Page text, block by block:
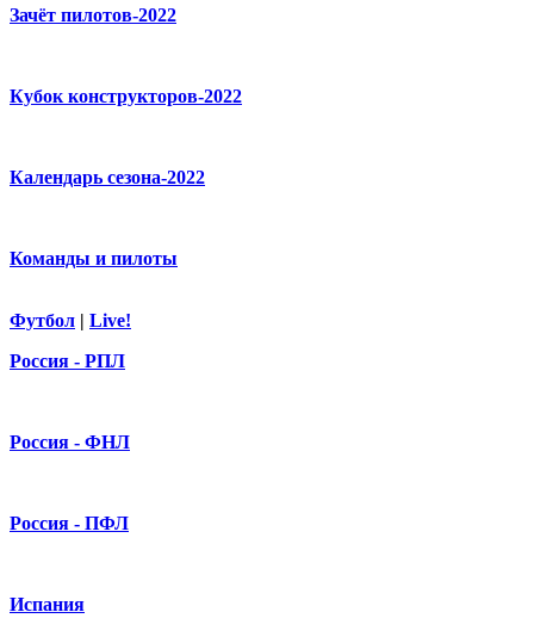
Зачёт пилотов-2022
Кубок конструкторов-2022
Календарь сезона-2022
Команды и пилоты
Футбол | Live!
Россия - РПЛ
Россия - ФНЛ
Россия - ПФЛ
Испания